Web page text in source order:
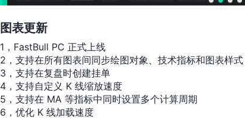
影响力分析
图表更新
1，FastBull PC 正式上线
2，支持在所有图表间同步绘图对象、技术指标和图表样式
3，支持在复盘时创建挂单
4，支持自定义 K 线缩放速度
5，支持在 MA 等指标中同时设置多个计算周期
6，优化 K 线加载速度